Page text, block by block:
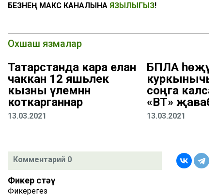
БЕЗНЕҢ МАКС КАНАЛЫНА ЯЗЫЛЫГЫЗ!
Охшаш язмалар
Татарстанда кара елан
чаккан 12 яшьлек
кызны үлемнән
коткарганнар
13.03.2021
БПЛА
куркынычы
соңга
«ВТ»
13.03.2021
Комментарий 0
Фикер өстәү
Фикерегез